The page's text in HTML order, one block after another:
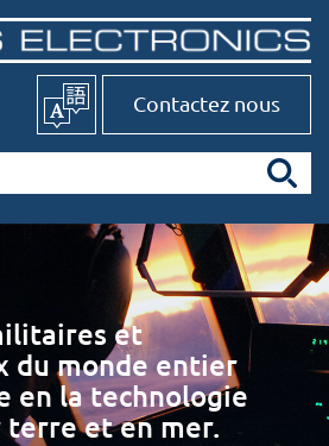
Contactez nous
et
du monde entier
en la technologie
terre et en mer.